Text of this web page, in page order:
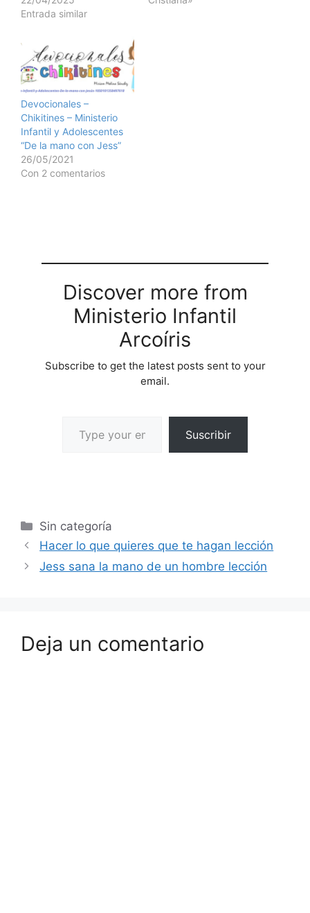
Entrada similar
Devocionales –
Chikitines – Ministerio
Infantil y Adolescentes
“De la mano con Jess”
26/05/2021
Con 2 comentarios
Discover more from
Ministerio Infantil
Arcoíris
Subscribe to get the latest posts sent to your
email.
Suscribir
Sin categoría
Hacer lo que quieres que te hagan lección
Jess sana la mano de un hombre lección
Deja un comentario